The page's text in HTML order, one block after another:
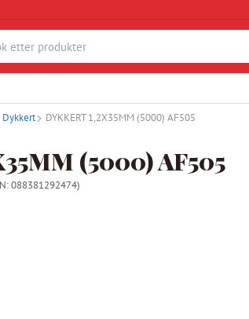
Dykkert DYKKERT 1,2X35MM (5000) AF505
(5000) AF505
088381292474)